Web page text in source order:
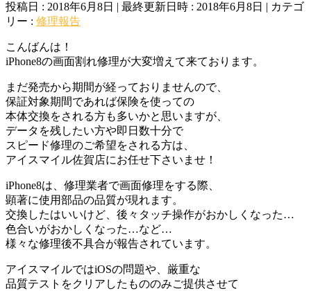
投稿日 : 2018年6月8日 最終更新日時 : 2018年6月8日
カテゴ
リー : 修理報告
こんばんは！
iPhone8の画面割れ修理が大変増えて来ております。
まだ発売から期間が経っておりませんので、
保証対象期間であれば保険を使っての
本体交換をされる方も多いかと思いますが、
データを残したい方や即日数十分で
スピード修理のご希望をされる方は、
アイスマイル佐賀店にお任せ下さいませ！
iPhone8は、修理業者で画面修理をする際、
顕著に使用部品の品質が現れます。
交換したはいいけど、後々タッチ操作がおかしくなった…
色合いがおかしくなった…など…
様々な修理後不具合が報告されています。
アイスマイルではiOSの問題や、厳重な
品質テストをクリアしたもののみご提供させて